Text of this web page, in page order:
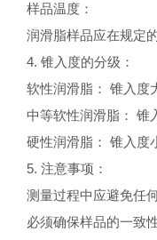
样品温度：
润滑脂样品应在规定
4. 锥入度的分级：
软性润滑脂： 锥入度
中等软性润滑脂： 锥
硬性润滑脂： 锥入度
5. 注意事项：
测量过程中应避免任
必须确保样品的一致